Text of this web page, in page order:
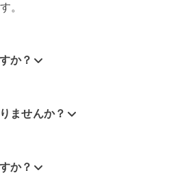
。
か？
ませんか？
か？